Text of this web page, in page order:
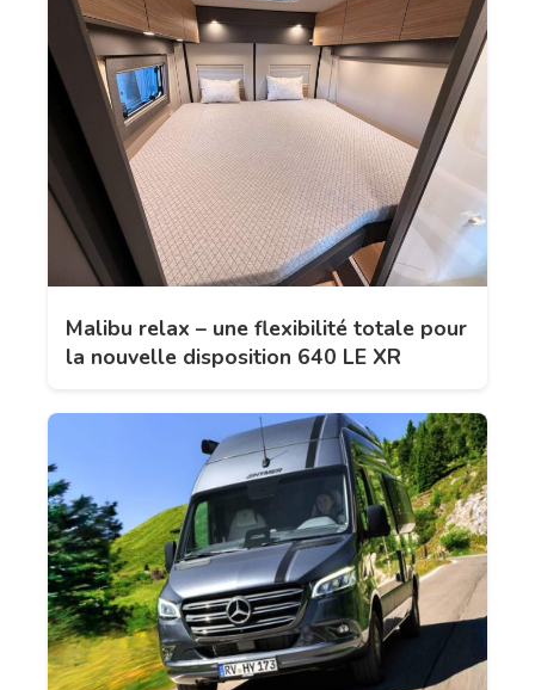
Malibu relax – une flexibilité totale pour
la nouvelle disposition 640 LE XR